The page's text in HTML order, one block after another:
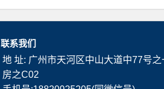
联系我们
地 址: 广州市天河区中山大道中77号
房之C02